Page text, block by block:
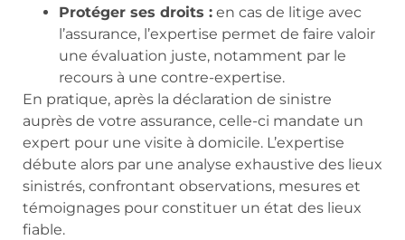
Protéger ses droits : en cas de litige avec
l’assurance, l’expertise permet de faire valoir
une évaluation juste, notamment par le
recours à une contre-expertise.
En pratique, après la déclaration de sinistre
auprès de votre assurance, celle-ci mandate un
expert pour une visite à domicile. L’expertise
débute alors par une analyse exhaustive des lieux
sinistrés, confrontant observations, mesures et
témoignages pour constituer un état des lieux
fiable.